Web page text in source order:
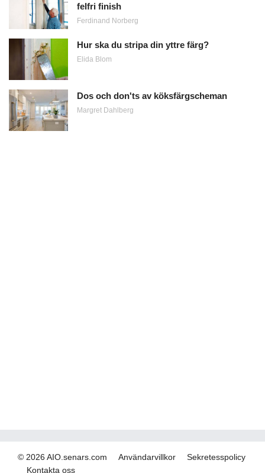
felfri finish
Ferdinand Norberg
Hur ska du stripa din yttre färg?
Elida Blom
Dos och don'ts av köksfärgscheman
Margret Dahlberg
© 2026 AIO.senars.com Användarvillkor
Sekretesspolicy
Kontakta oss